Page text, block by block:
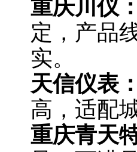
定，产品
实。
天信仪表
高，适配
重庆青天